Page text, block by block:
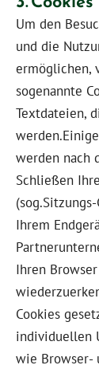
Um den
und die
ermöglichen,
sogenannte
Textdateien,
werden nach
Schließen
Ihrem
Ihren
Cookies
individuellen
wie Browser-